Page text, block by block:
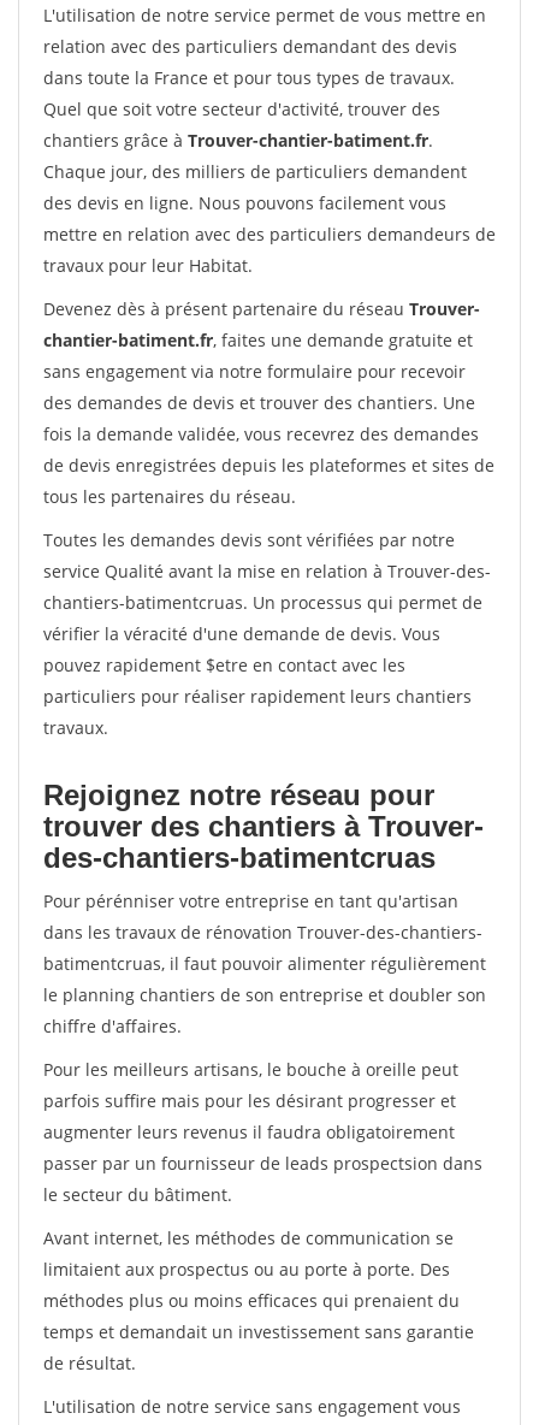
L'utilisation de notre service permet de vous mettre en
relation avec des particuliers demandant des devis
dans toute la France et pour tous types de travaux.
Quel que soit votre secteur d'activité, trouver des
chantiers grâce à Trouver-chantier-batiment.fr.
Chaque jour, des milliers de particuliers demandent
des devis en ligne. Nous pouvons facilement vous
mettre en relation avec des particuliers demandeurs de
travaux pour leur Habitat.
Devenez dès à présent partenaire du réseau Trouver-
chantier-batiment.fr, faites une demande gratuite et
sans engagement via notre formulaire pour recevoir
des demandes de devis et trouver des chantiers. Une
fois la demande validée, vous recevrez des demandes
de devis enregistrées depuis les plateformes et sites de
tous les partenaires du réseau.
Toutes les demandes devis sont vérifiées par notre
service Qualité avant la mise en relation à Trouver-des-
chantiers-batimentcruas. Un processus qui permet de
vérifier la véracité d'une demande de devis. Vous
pouvez rapidement $etre en contact avec les
particuliers pour réaliser rapidement leurs chantiers
travaux.
Rejoignez notre réseau pour
trouver des chantiers à Trouver-
des-chantiers-batimentcruas
Pour pérénniser votre entreprise en tant qu'artisan
dans les travaux de rénovation Trouver-des-chantiers-
batimentcruas, il faut pouvoir alimenter régulièrement
le planning chantiers de son entreprise et doubler son
chiffre d'affaires.
Pour les meilleurs artisans, le bouche à oreille peut
parfois suffire mais pour les désirant progresser et
augmenter leurs revenus il faudra obligatoirement
passer par un fournisseur de leads prospectsion dans
le secteur du bâtiment.
Avant internet, les méthodes de communication se
limitaient aux prospectus ou au porte à porte. Des
méthodes plus ou moins efficaces qui prenaient du
temps et demandait un investissement sans garantie
de résultat.
L'utilisation de notre service sans engagement vous